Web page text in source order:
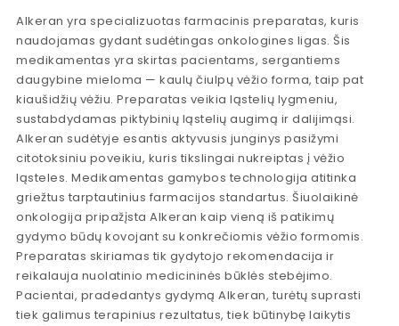
Alkeran yra specializuotas farmacinis preparatas, kuris
naudojamas gydant sudėtingas onkologines ligas. Šis
medikamentas yra skirtas pacientams, sergantiems
daugybine mieloma — kaulų čiulpų vėžio forma, taip pat
kiaušidžių vėžiu. Preparatas veikia ląstelių lygmeniu,
sustabdydamas piktybinių ląstelių augimą ir dalijimąsi.
Alkeran sudėtyje esantis aktyvusis junginys pasižymi
citotoksiniu poveikiu, kuris tikslingai nukreiptas į vėžio
ląsteles. Medikamentas gamybos technologija atitinka
griežtus tarptautinius farmacijos standartus. Šiuolaikinė
onkologija pripažįsta Alkeran kaip vieną iš patikimų
gydymo būdų kovojant su konkrečiomis vėžio formomis.
Preparatas skiriamas tik gydytojo rekomendacija ir
reikalauja nuolatinio medicininės būklės stebėjimo.
Pacientai, pradedantys gydymą Alkeran, turėtų suprasti
tiek galimus terapinius rezultatus, tiek būtinybę laikytis